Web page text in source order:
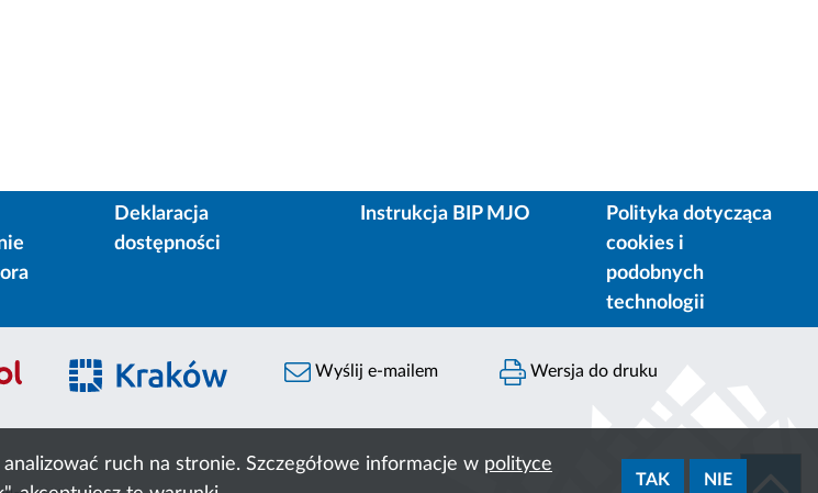
ruch na stronie. Szczegółowe informacje w polityce
TAK NIE
Deklaracja
dostępności
Instrukcja BIP MJO
Polityka dotycząca
cookies i
podobnych
technologii
Wyślij e-mailem Wersja do druku